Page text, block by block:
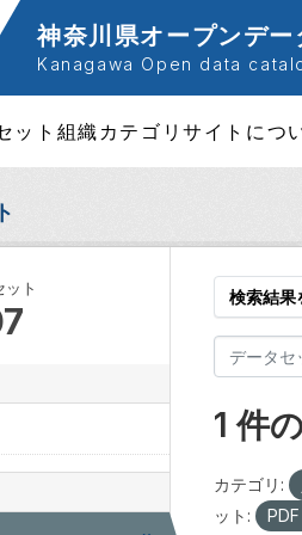
神奈川県オープンデー
Kanagawa Open data
ット 組織 カテゴリサイトにつ
ット 検索結果
1 件
カテゴリ:
ット:
PDF